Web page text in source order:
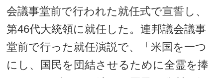
会議事堂前で行われた就任式で宣誓し、
第46代大統領に就任した。連邦議会議事
堂前で行った就任演説で、「米国を一つ
にし、国民を団結させるために全霊を捧